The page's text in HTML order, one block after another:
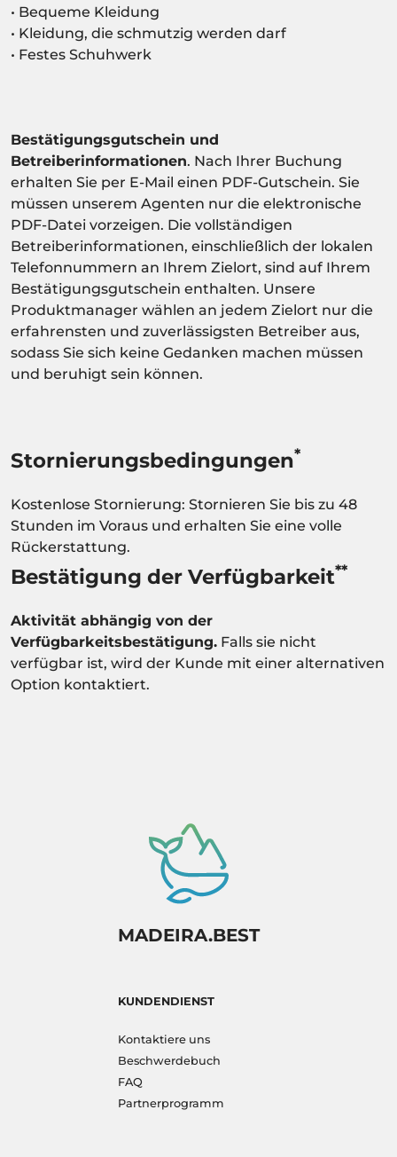
• Bequeme Kleidung
• Kleidung, die schmutzig werden darf
• Festes Schuhwerk
Bestätigungsgutschein und
Betreiberinformationen. Nach Ihrer Buchung
erhalten Sie per E-Mail einen PDF-Gutschein. Sie
müssen unserem Agenten nur die elektronische
PDF-Datei vorzeigen. Die vollständigen
Betreiberinformationen, einschließlich der lokalen
Telefonnummern an Ihrem Zielort, sind auf Ihrem
Bestätigungsgutschein enthalten. Unsere
Produktmanager wählen an jedem Zielort nur die
erfahrensten und zuverlässigsten Betreiber aus,
sodass Sie sich keine Gedanken machen müssen
und beruhigt sein können.
Stornierungsbedingungen*
Kostenlose Stornierung: Stornieren Sie bis zu 48
Stunden im Voraus und erhalten Sie eine volle
Rückerstattung.
Bestätigung der Verfügbarkeit**
Aktivität abhängig von der
Verfügbarkeitsbestätigung. Falls sie nicht
verfügbar ist, wird der Kunde mit einer alternativen
Option kontaktiert.
MADEIRA.BEST
KUNDENDIENST
Kontaktiere uns
Beschwerdebuch
FAQ
Partnerprogramm